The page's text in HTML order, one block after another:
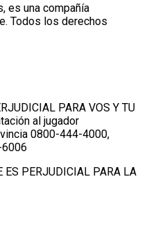
es una compañía
Todos los derechos
PARA VOS Y TU
al jugador
0800-444-4000,
ES PERJUDICIAL PARA LA